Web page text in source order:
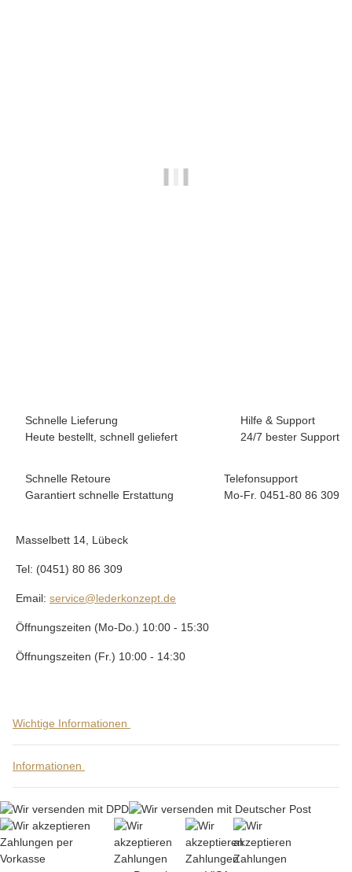
Schnelle Lieferung
Heute bestellt, schnell geliefert
Hilfe & Support
24/7 bester Support
Schnelle Retoure
Garantiert schnelle Erstattung
Telefonsupport
Mo-Fr. 0451-80 86 309
Masselbett 14, Lübeck
Tel: (0451) 80 86 309
Email: service@lederkonzept.de
Öffnungszeiten (Mo-Do.) 10:00 - 15:30
Öffnungszeiten (Fr.) 10:00 - 14:30
Wichtige Informationen
Informationen